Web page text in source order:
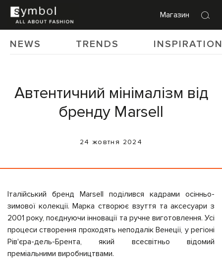
Магазин
NEWS TRENDS
Автентичний мінімалізм від
бренду Marsell
24 жовтня 2024
Італійський бренд Marsell поділився кадрами осінньо-
зимової колекції. Марка створює взуття та аксесуари з
2001 року, поєднуючи інновації та ручне виготовлення. Усі
процеси створення проходять неподалік Венеції, у регіоні
Рів'єра-дель-Брента, який всесвітньо відомий
преміальними виробництвами.